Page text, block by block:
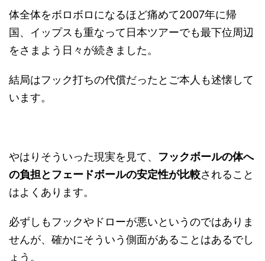
体全体をボロボロになるほど痛めて2007年に帰
国、イップスも重なって日本ツアーでも最下位周辺
をさまよう日々が続きました。
結局はフック打ちの代償だったとご本人も述懐して
います。
やはりそういった現実を見て、 フックボールの体へ
の負担とフェードボールの安定性が比較されること
はよくあります。
必ずしもフックやドローが悪いというのではありま
せんが、確かにそういう側面があることはあるでし
ょう。